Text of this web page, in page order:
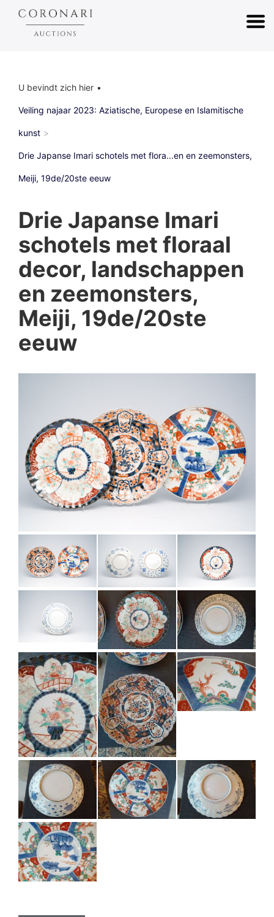
U bevindt zich hier
Veiling najaar 2023: Aziatische, Europese en Islamitische
kunst
Drie Japanse Imari schotels met flora...en en zeemonsters,
Meiji, 19de/20ste eeuw
Drie Japanse Imari
schotels met floraal
decor, landschappen
en zeemonsters,
Meiji, 19de/20ste
eeuw